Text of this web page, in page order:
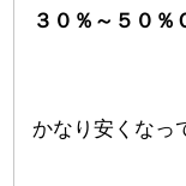
３０％～５０％
かなり安くなっ